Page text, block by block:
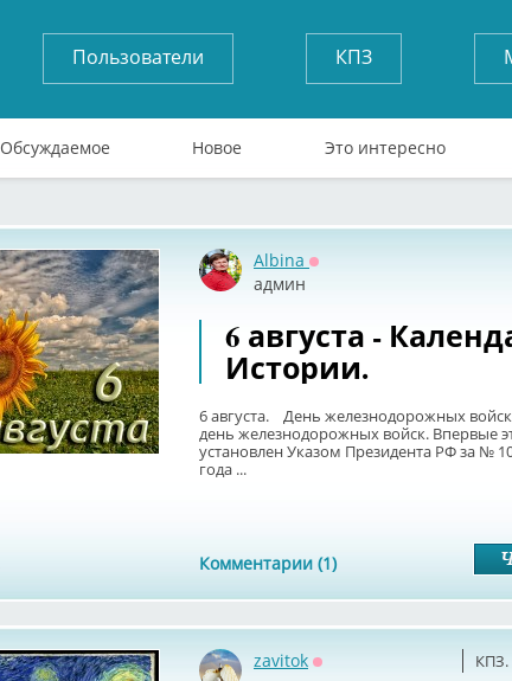
Пользователи КПЗ
Обсуждаемое Новое Это интересно
Albina
админ
6 августа -
Истории.
6 августа. День железнодорожных войск.
день железнодорожных войск. Впервые
установлен Указом Президента РФ за №
года ...
Комментарии (1)
КПЗ.
zavitok